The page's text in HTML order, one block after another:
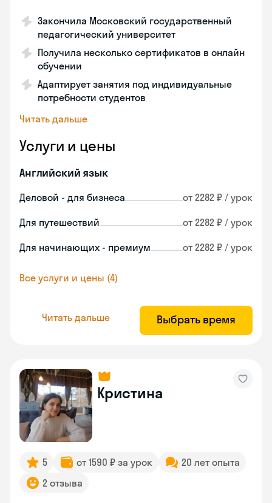
Закончила Московский государственный
педагогический университет
Получила несколько сертификатов в онлайн
обучении
Адаптирует занятия под индивидуальные
потребности студентов
Читать дальше
Услуги и цены
Английский язык
Деловой - для бизнеса от 2282 ₽ / урок
Для путешествий от 2282 ₽ / урок
Для начинающих - премиум от 2282 ₽ / урок
Все услуги и цены (4)
Читать дальше Выбрать время
Кристина
5 от 1590 ₽ за урок
20 лет опыта
2 отзыва